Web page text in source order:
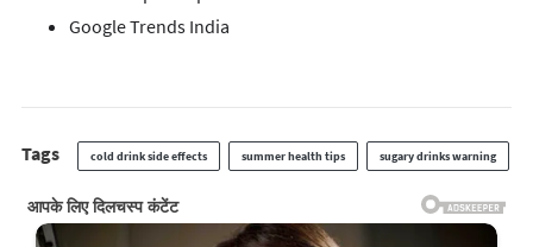
Google Trends India
Tags cold drink side effects summer health tips sugary drinks warning